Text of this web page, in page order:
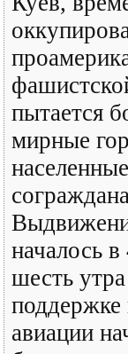
пытается
мирные
населенные
началось
шесть
поддержке
авиации